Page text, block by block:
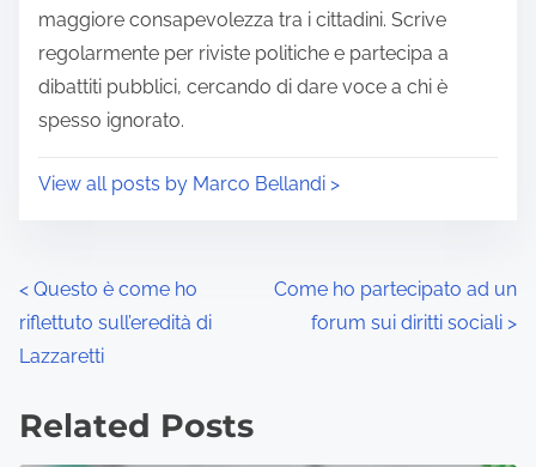
maggiore consapevolezza tra i cittadini. Scrive
regolarmente per riviste politiche e partecipa a
dibattiti pubblici, cercando di dare voce a chi è
spesso ignorato.
View all posts by Marco Bellandi >
P
o
t
< Questo è come ho
riflettuto sull’eredità di
Lazzaretti
Come ho partecipato ad un
forum sui diritti sociali >
Related Posts